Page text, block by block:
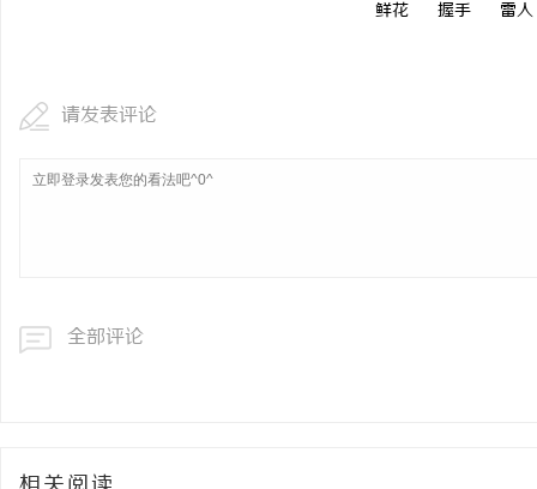
鲜花 握手 雷人
请发表评论
全部评论